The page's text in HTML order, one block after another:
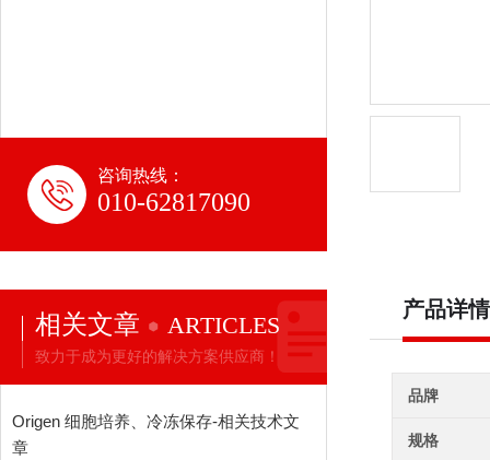
咨询热线：
010-62817090
相关文章 ARTICLES
致力于成为更好的解决方案供应商！
Origen 细胞培养、冷冻保存-相关技术文
章
产品详情
品牌
规格